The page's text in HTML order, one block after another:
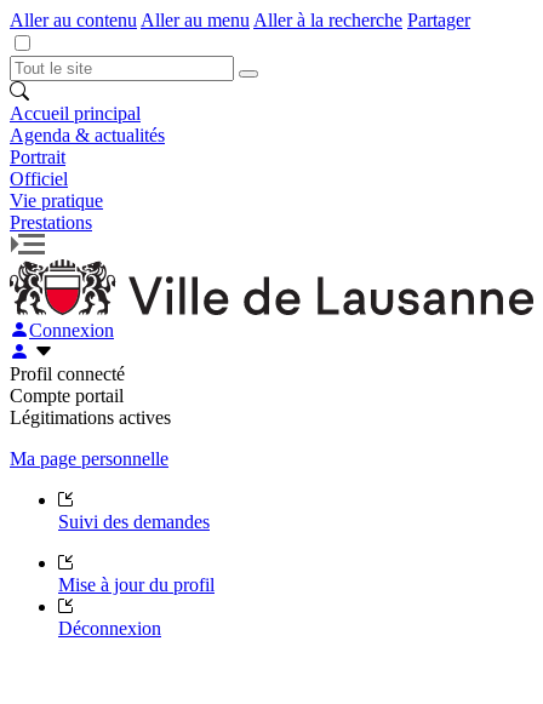
Aller au contenu Aller au menu Aller à la recherche Partager
Accueil principal
Agenda & actualités
Portrait
Officiel
Vie pratique
Prestations
Connexion
Profil connecté
Compte portail
Légitimations actives
Ma page personnelle
Suivi des demandes
Mise à jour du profil
Déconnexion